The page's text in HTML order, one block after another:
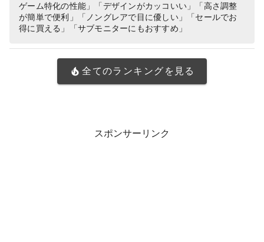
ゲーム特化の性能」「デザインがカッコいい」「高さ調整
が簡単で便利」「ノングレアで目に優しい」「セールでお
得に買える」「サブモニターにもおすすめ」
全てのランキングを見る
スポンサーリンク